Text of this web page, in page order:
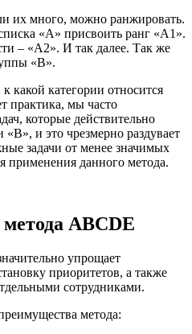
их много, можно ранжировать.
«А» присвоить ранг «А1».
– «А2». И так далее. Так же
«В».
какой категории относится
практика, мы часто
которые действительно
и это чрезмерно раздувает
задачи от менее значимых
применения данного метода.
ABCDE
упрощает
приоритетов, а также
сотрудниками.
метода: